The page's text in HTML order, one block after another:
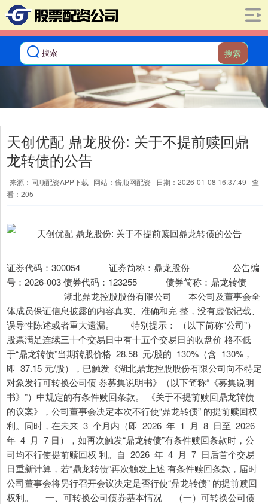
搜索
天创优配 鼎龙股份: 关于不提前赎回鼎
龙转债的公告
来源：同顺配资APP下载 网站：倍顺网配资 日期：2026-01-08 16:37:49 查
看：205
证券代码：300054 证券简称：鼎龙股份 公告编
号：2026-003 债券代码：123255 债券简称：鼎龙转债
湖北鼎龙控股股份有限公司 本公司及董事会全
体成员保证信息披露的内容真实、准确和完 整，没有虚假记载、
误导性陈述或者重大遗漏。 特别提示： （以下简称“公司”）
股票满足连续三十个交易日中有十五个交易日的收盘价 格不低
于“鼎龙转债”当期转股价格 28.58 元/股的 130%（含 130%，
即 37.15 元/股），已触发《湖北鼎龙控股股份有限公司向不特定
对象发行可转换公司债 券募集说明书》（以下简称“《募集说明
书》”）中规定的有条件赎回条款。 《关于不提前赎回鼎龙转债
的议案》，公司董事会决定本次不行使“鼎龙转债” 的提前赎回权
利。同时，在未来 3 个月内（即 2026 年 1 月 8 日至 2026
年 4 月 7 日），如再次触发“鼎龙转债”有条件赎回条款时，公
司均不行使提前赎回权 利。自 2026 年 4 月 7 日后首个交易
日重新计算，若“鼎龙转债”再次触发上述 有条件赎回条款，届时
公司董事会将另行召开会议决定是否行使“鼎龙转债” 的提前赎回
权利。 一、可转换公司债券基本情况 （一）可转换公司债